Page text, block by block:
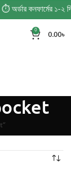
⏱️ অর্ডার কনফার্মের
0 0.00৳